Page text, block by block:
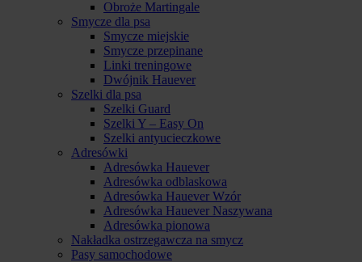
Obroże Martingale
Smycze dla psa
Smycze miejskie
Smycze przepinane
Linki treningowe
Dwójnik Hauever
Szelki dla psa
Szelki Guard
Szelki Y – Easy On
Szelki antyucieczkowe
Adresówki
Adresówka Hauever
Adresówka odblaskowa
Adresówka Hauever Wzór
Adresówka Hauever Naszywana
Adresówka pionowa
Nakładka ostrzegawcza na smycz
Pasy samochodowe